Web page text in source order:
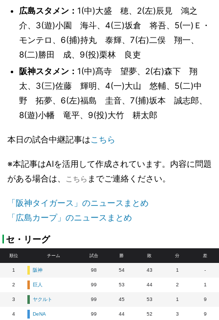
広島スタメン： 1(中)大盛 穂、2(左)辰見 鴻之
介、3(遊)小園 海斗、4(三)坂倉 将吾、5(一)Ｅ・
モンテロ、6(捕)持丸 泰輝、7(右)二俣 翔一、
8(二)勝田 成、9(投)栗林 良吏
阪神スタメン： 1(中)髙寺 望夢、2(右)森下 翔
太、3(三)佐藤 輝明、4(一)大山 悠輔、5(二)中
野 拓夢、6(左)福島 圭音、7(捕)坂本 誠志郎、
8(遊)小幡 竜平、9(投)大竹 耕太郎
本日の試合中継記事はこちら
※本記事はAIを活用して作成されています。内容に問題
がある場合は、
こちら までご連絡ください。
「阪神タイガース」のニュースまとめ
「広島カープ」のニュースまとめ
セ・リーグ
順位 チーム 試合 勝 敗 分 差
1 阪神 98 54 43 1 -
2 巨人 99 53 44 2 1
3 ヤクルト 99 45 53 1 9
4 DeNA 99 44 52 3 9